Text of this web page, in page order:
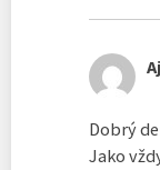
Dobrý
Jako